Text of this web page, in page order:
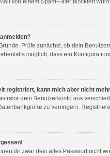
von einem Spam-Filter blockiert
Prüfe zunächst, ob dein
möglich, dass ein
registriert, kann mich aber nicht
dein Benutzerkonto aus
zu verringern.
dir zwar dein altes Passwort nicht